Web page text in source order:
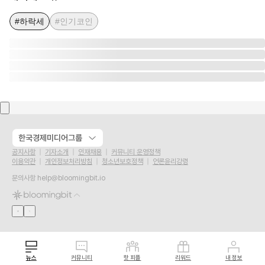
#하락세 #인기코인
한국경제미디어그룹
공지사항 기자소개 인재채용
커뮤니티 운영정책
이용약관
개인정보처리방침 청소년보호정책
언론윤리강령
문의사항 help@bloomingbit.io
뉴스 커뮤니티 핫 피플 리워드 내 정보